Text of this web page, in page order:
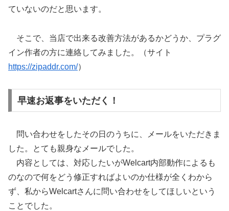
ていないのだと思います。
そこで、当店で出来る改善方法があるかどうか、プラグ
イン作者の方に連絡してみました。（サイト
https://zipaddr.com/）
早速お返事をいただく！
問い合わせをしたその日のうちに、メールをいただきま
した。とても親身なメールでした。
内容としては、対応したいがWelcart内部動作によるも
のなので何をどう修正すればよいのか仕様が全くわから
ず、私からWelcartさんに問い合わせをしてほしいという
ことでした。